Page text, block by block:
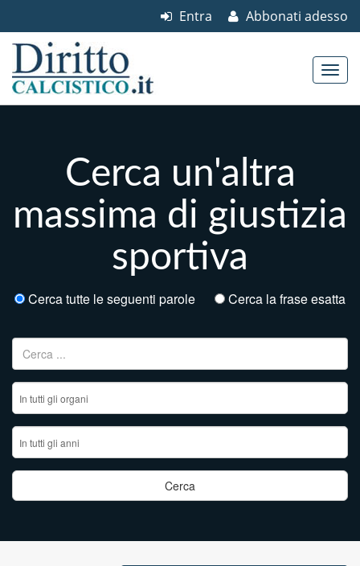
Abbonati adesso
Entra
Cerca un'altra
massima di giustizia
sportiva
Cerca tutte le seguenti parole Cerca la frase esatta
Ricerca per: